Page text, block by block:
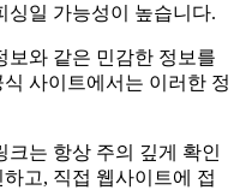
싱일 가능성이 높습니다.
보와 같은 민감한 정보를
사이트에서는 이러한 정
크는 항상 주의 깊게 확인
고, 직접 웹사이트에 접